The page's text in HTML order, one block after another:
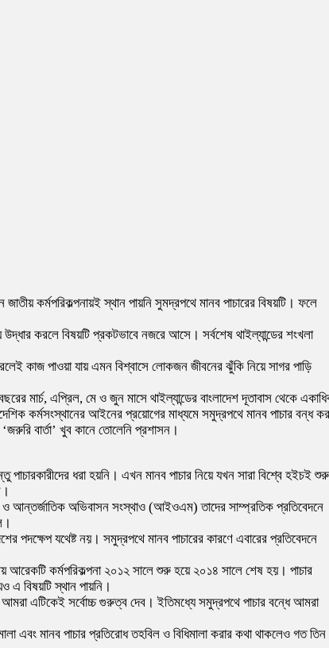
কর্মপরিকল্পনায়ই স্থান পায়নি সুমদ্রপথে মানব পাচারের বিষয়টি। ফলে
করলে বিষয়টি প্রকটভাবে নজরে আসে। সর্বশেষ থাইল্যান্ডের শংখলা
কাজ পাওয়া যায় এমন বিশ্বাসে লোকজন জীবনের ঝুঁকি নিয়ে সাগর পাড়ি
মার্চ, এপ্রিল, মে ও জুন মাসে থাইল্যান্ডের বাংলাদেশ দূতাবাস থেকে
কর্মসংস্থানের আইনের প্রয়োগের মাধ্যমে সমুদ্রপথে মানব পাচার বন্ধ
বার্তা’ খুব কানে তোলেনি প্রশাসন।
ধরা হয়নি। এখন মানব পাচার নিয়ে যখন সারা বিশ্বে হইচই শুরু
আন্তর্জাতিক অভিবাসন সংস্থাও (আইওএম) তাদের সাম্প্রতিক প্রতিবেদনে
পদক্ষেপ যথেষ্ট নয়। সমুদ্রপথে মানব পাচারের কারণে এবারের প্রতিবেদনে
আরেকটি কর্মপরিকল্পনা ২০১২ সালে শুরু হয়ে ২০১৪ সালে শেষ হয়। পাচার
এ বিষয়টি স্থান পায়নি।
এটিকেই সর্বোচ্চ গুরুত্ব দেব। ইতিমধ্যে সমুদ্রপথে পাচার বন্ধে আমরা
এবং মানব পাচার প্রতিরোধ তহবিল ও বিধিমালা করার কথা থাকলেও গত তিন